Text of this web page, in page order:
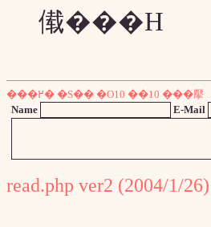
傤���H
���߂� �S�� �O10 ��10 ���擪
Name
E-Mail
read.php ver2 (2004/1/26)